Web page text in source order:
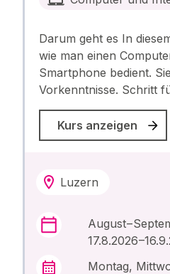
Darum geht es In
wie man einen
Smartphone bedient.
Vorkenntnisse. Schritt
Kurs anzeigen
Luzern
August –
17.8.2026
Montag,